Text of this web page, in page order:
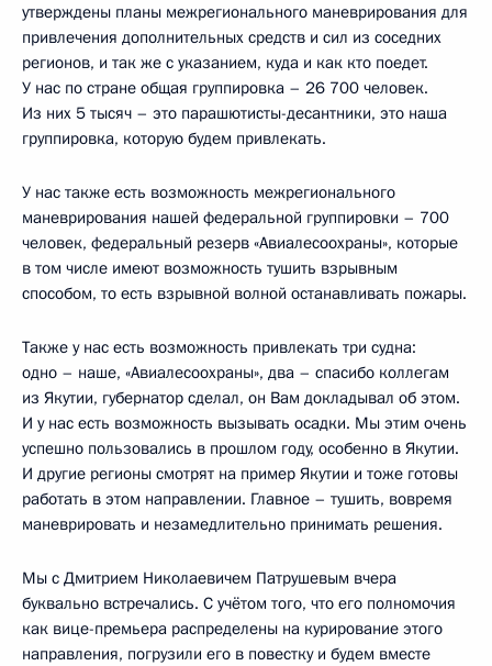
утверждены планы межрегионального маневрирования для
привлечения дополнительных средств и сил из соседних
регионов, и так же с указанием, куда и как кто поедет.
У нас по стране общая группировка – 26 700 человек.
Из них 5 тысяч – это парашютисты-десантники, это наша
группировка, которую будем привлекать.
У нас также есть возможность межрегионального
маневрирования нашей федеральной группировки – 700
человек, федеральный резерв «Авиалесоохраны», которые
в том числе имеют возможность тушить взрывным
способом, то есть взрывной волной останавливать пожары.
Также у нас есть возможность привлекать три судна:
одно – наше, «Авиалесоохраны», два – спасибо коллегам
из Якутии, губернатор сделал, он Вам докладывал об этом.
И у нас есть возможность вызывать осадки. Мы этим очень
успешно пользовались в прошлом году, особенно в Якутии.
И другие регионы смотрят на пример Якутии и тоже готовы
работать в этом направлении. Главное – тушить, вовремя
маневрировать и незамедлительно принимать решения.
Мы с Дмитрием Николаевичем Патрушевым вчера
буквально встречались. С учётом того, что его полномочия
как вице-премьера распределены на курирование этого
направления, погрузили его в повестку и будем вместе